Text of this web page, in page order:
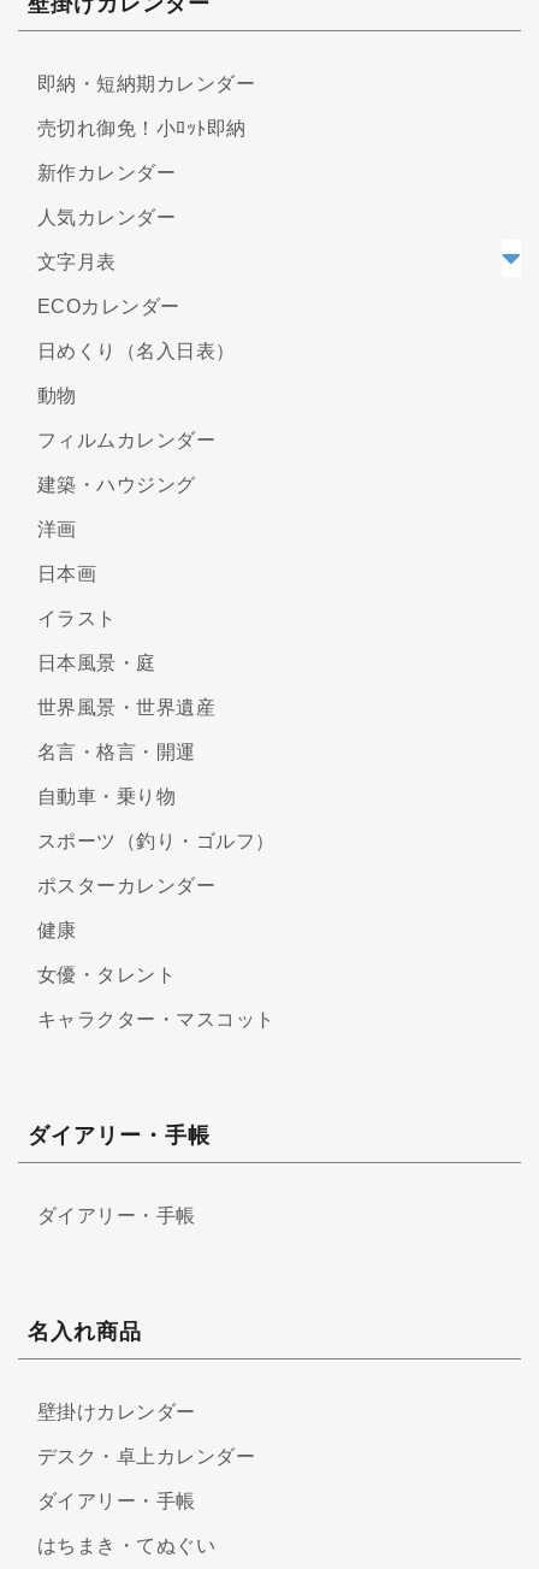
即納・短納期カレンダー
売切れ御免！小ﾛｯﾄ即納
新作カレンダー
人気カレンダー
文字月表
ECOカレンダー
日めくり（名入日表）
動物
フィルムカレンダー
建築・ハウジング
洋画
日本画
イラスト
日本風景・庭
世界風景・世界遺産
名言・格言・開運
自動車・乗り物
スポーツ（釣り・ゴルフ）
ポスターカレンダー
健康
女優・タレント
キャラクター・マスコット
ダイアリー・手帳
ダイアリー・手帳
名入れ商品
壁掛けカレンダー
デスク・卓上カレンダー
ダイアリー・手帳
はちまき・てぬぐい